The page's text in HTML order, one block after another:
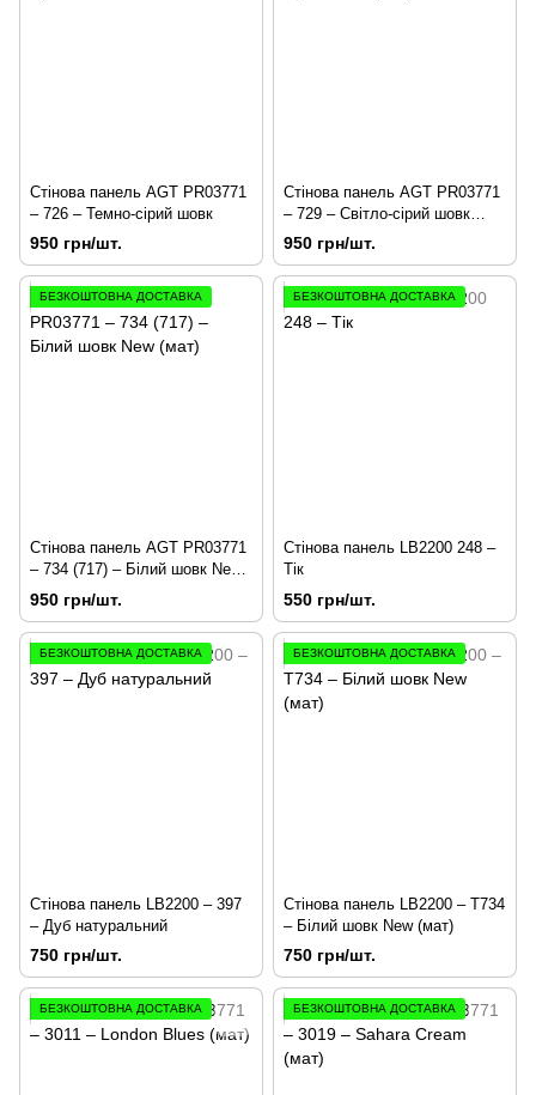
Стінова панель AGT PR03771
– 726 – Темно-сірий шовк
950 грн/шт.
Стінова панель AGT PR03771
– 729 – Світло-сірий шовк
(мат)
950 грн/шт.
БЕЗКОШТОВНА ДОСТАВКА
Стінова панель AGT PR03771
– 734 (717) – Білий шовк New
(мат)
950 грн/шт.
БЕЗКОШТОВНА ДОСТАВКА
Стінова панель LB2200 248 –
Тік
550 грн/шт.
БЕЗКОШТОВНА ДОСТАВКА
Стінова панель LB2200 – 397
– Дуб натуральний
750 грн/шт.
БЕЗКОШТОВНА ДОСТАВКА
Стінова панель LB2200 – Т734
– Білий шовк New (мат)
750 грн/шт.
БЕЗКОШТОВНА ДОСТАВКА БЕЗКОШТОВНА ДОСТАВКА